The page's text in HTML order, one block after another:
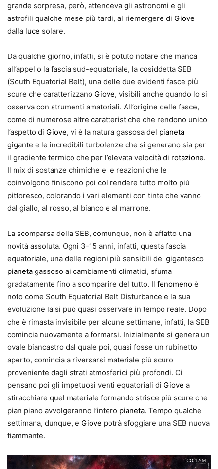
grande sorpresa, però, attendeva gli astronomi e gli
astrofili qualche mese più tardi, al riemergere di Giove
dalla luce solare.
Da qualche giorno, infatti, si è potuto notare che manca
all’appello la fascia sud-equatoriale, la cosiddetta SEB
(South Equatorial Belt), una delle due evidenti fasce più
scure che caratterizzano Giove, visibili anche quando lo si
osserva con strumenti amatoriali. All’origine delle fasce,
come di numerose altre caratteristiche che rendono unico
l’aspetto di Giove, vi è la natura gassosa del pianeta
gigante e le incredibili turbolenze che si generano sia per
il gradiente termico che per l’elevata velocità di rotazione.
Il mix di sostanze chimiche e le reazioni che le
coinvolgono finiscono poi col rendere tutto molto più
pittoresco, colorando i vari elementi con tinte che vanno
dal giallo, al rosso, al bianco e al marrone.
La scomparsa della SEB, comunque, non è affatto una
novità assoluta. Ogni 3-15 anni, infatti, questa fascia
equatoriale, una delle regioni più sensibili del gigantesco
pianeta gassoso ai cambiamenti climatici, sfuma
gradatamente fino a scomparire del tutto. Il fenomeno è
noto come South Equatorial Belt Disturbance e la sua
evoluzione la si può quasi osservare in tempo reale. Dopo
che è rimasta invisibile per alcune settimane, infatti, la SEB
comincia nuovamente a formarsi. Inizialmente si genera un
ovale biancastro dal quale poi, quasi fosse un rubinetto
aperto, comincia a riversarsi materiale più scuro
proveniente dagli strati atmosferici più profondi. Ci
pensano poi gli impetuosi venti equatoriali di Giove a
stiracchiare quel materiale formando strisce più scure che
pian piano avvolgeranno l’intero pianeta. Tempo qualche
settimana, dunque, e Giove potrà sfoggiare una SEB nuova
fiammante.